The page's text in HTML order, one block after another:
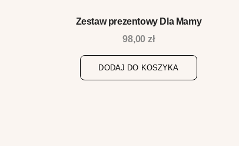
Zestaw prezentowy Dla Mamy
98,00zł
DODAJ DO KOSZYKA